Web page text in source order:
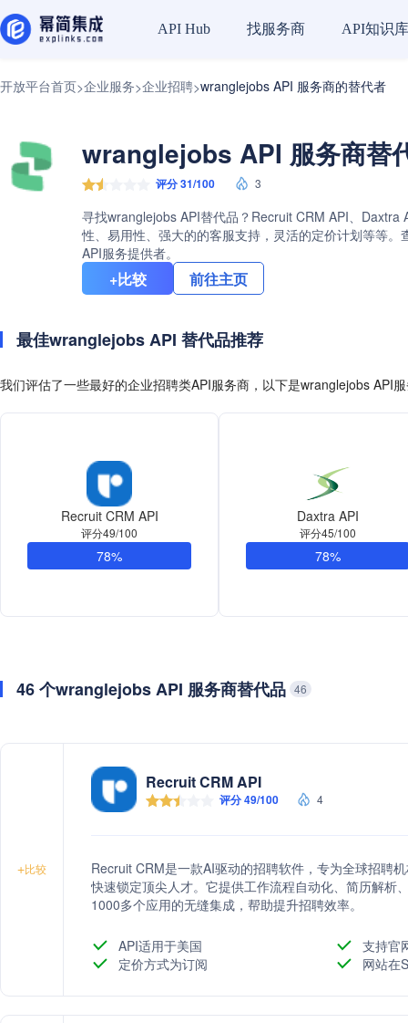
API Hub 找服务商 API知识库
开放平台首页>企业服务>企业招聘>wranglejobs API 服务商的替代者
wranglejobs API 服务商替
评分 31/100 3
寻找wranglejobs API替代品？Recruit CRM API、
性、易用性、强大的的客服支持，灵活的定价计划等等
API服务提供者。
+比较 前往主页
最佳wranglejobs API 替代品推荐
我们评估了一些最好的企业招聘类API服务商，以下是wranglejobs API
Recruit CRM API
评分49/100
78%
Daxtra API
评分45/100
78%
46 个wranglejobs API 服务商替代品 46
+比较
Recruit CRM API
评分 49/100 4
Recruit CRM是一款AI驱动的招聘软件，专为全球招聘
快速锁定顶尖人才。它提供工作流程自动化、简历解析
1000多个应用的无缝集成，帮助提升招聘效率。
API适用于美国
支持官
定价方式为订阅
网站在